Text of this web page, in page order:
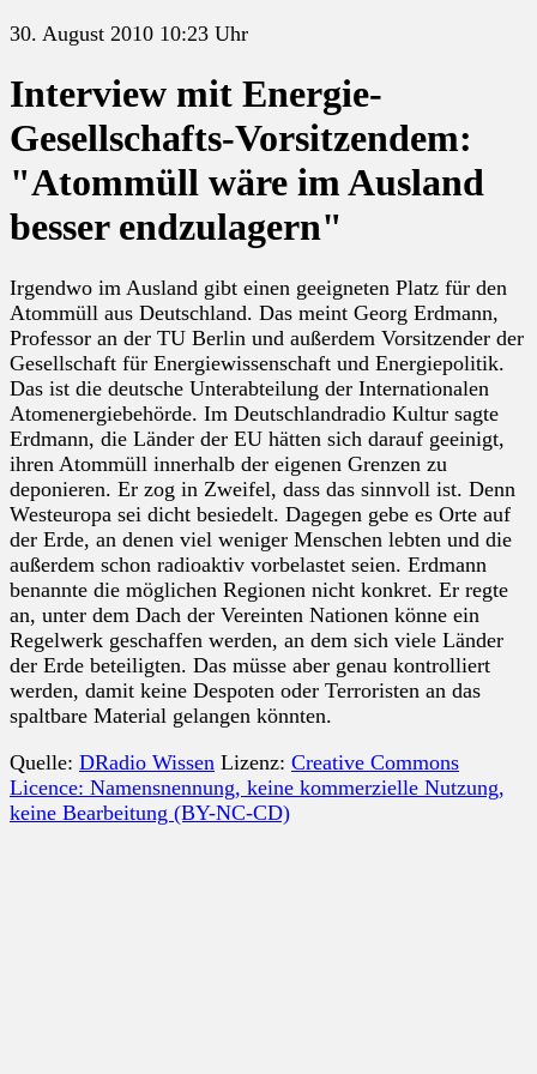
30. August 2010 10:23 Uhr
Interview mit Energie-
Gesellschafts-Vorsitzendem:
"Atommüll wäre im Ausland
besser endzulagern"
Irgendwo im Ausland gibt einen geeigneten Platz für den
Atommüll aus Deutschland. Das meint Georg Erdmann,
Professor an der TU Berlin und außerdem Vorsitzender der
Gesellschaft für Energiewissenschaft und Energiepolitik.
Das ist die deutsche Unterabteilung der Internationalen
Atomenergiebehörde. Im Deutschlandradio Kultur sagte
Erdmann, die Länder der EU hätten sich darauf geeinigt,
ihren Atommüll innerhalb der eigenen Grenzen zu
deponieren. Er zog in Zweifel, dass das sinnvoll ist. Denn
Westeuropa sei dicht besiedelt. Dagegen gebe es Orte auf
der Erde, an denen viel weniger Menschen lebten und die
außerdem schon radioaktiv vorbelastet seien. Erdmann
benannte die möglichen Regionen nicht konkret. Er regte
an, unter dem Dach der Vereinten Nationen könne ein
Regelwerk geschaffen werden, an dem sich viele Länder
der Erde beteiligten. Das müsse aber genau kontrolliert
werden, damit keine Despoten oder Terroristen an das
spaltbare Material gelangen könnten.
Quelle: DRadio Wissen Lizenz: Creative Commons
Licence: Namensnennung, keine kommerzielle Nutzung,
keine Bearbeitung (BY-NC-CD)